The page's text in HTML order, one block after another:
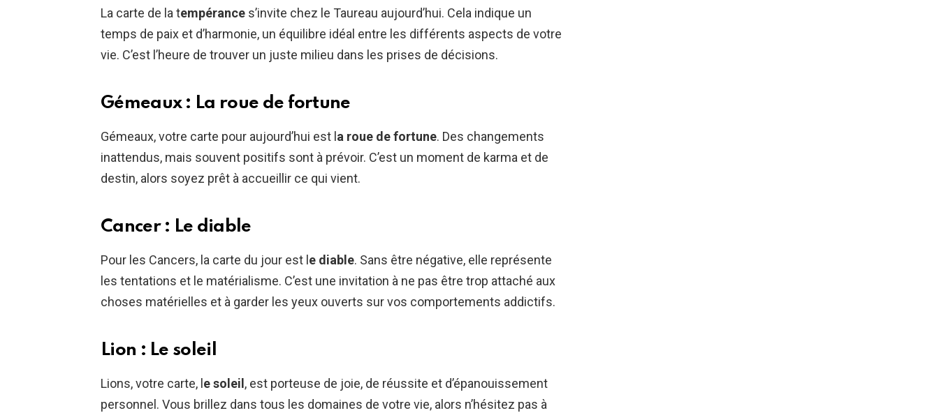
La carte de la tempérance s’invite chez le Taureau aujourd’hui. Cela indique un
temps de paix et d’harmonie, un équilibre idéal entre les différents aspects de votre
vie. C’est l’heure de trouver un juste milieu dans les prises de décisions.
Gémeaux : La roue de fortune
Gémeaux, votre carte pour aujourd’hui est l a roue de fortune. Des changements
inattendus, mais souvent positifs sont à prévoir. C’est un moment de karma et de
destin, alors soyez prêt à accueillir ce qui vient.
Cancer : Le diable
Pour les Cancers, la carte du jour est l e diable. Sans être négative, elle représente
les tentations et le matérialisme. C’est une invitation à ne pas être trop attaché aux
choses matérielles et à garder les yeux ouverts sur vos comportements addictifs.
Lion : Le soleil
Lions, votre carte, l e soleil , est porteuse de joie, de réussite et d’épanouissement
personnel. Vous brillez dans tous les domaines de votre vie, alors n’hésitez pas à